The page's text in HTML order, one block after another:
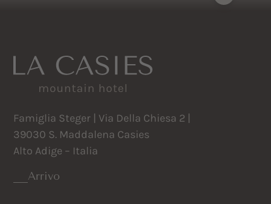
Famiglia Steger | Via Della Chiesa 2 |
39030 S. Maddalena Casies
Alto Adige – Italia
Arrivo